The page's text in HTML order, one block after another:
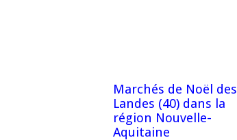
Marchés de Noël des
Landes (40) dans la
région Nouvelle-
Aquitaine